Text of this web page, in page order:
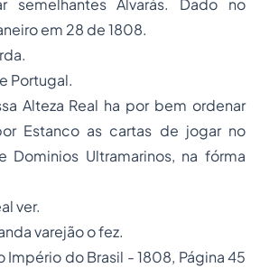
semelhantes Alvarás. Dado no
em 28 de 1808.
Portugal.
Alteza Real ha por bem ordenar
Estanco as cartas de jogar no
Dominios Ultramarinos, na fórma
ver.
varejão o fez.
do Brasil - 1808, Página 45